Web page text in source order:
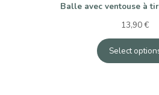
Balle avec ventouse à
13,90€
Select